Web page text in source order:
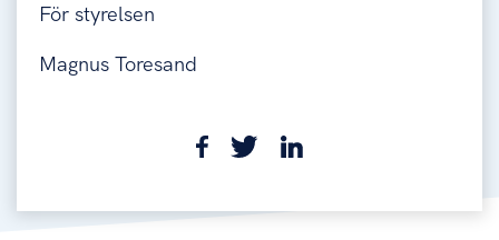
För styrelsen
Magnus Toresand